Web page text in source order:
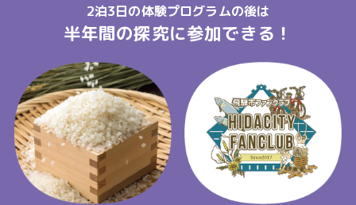
2泊3日の体験プログラムの後は
半年間の探究に参加できる！